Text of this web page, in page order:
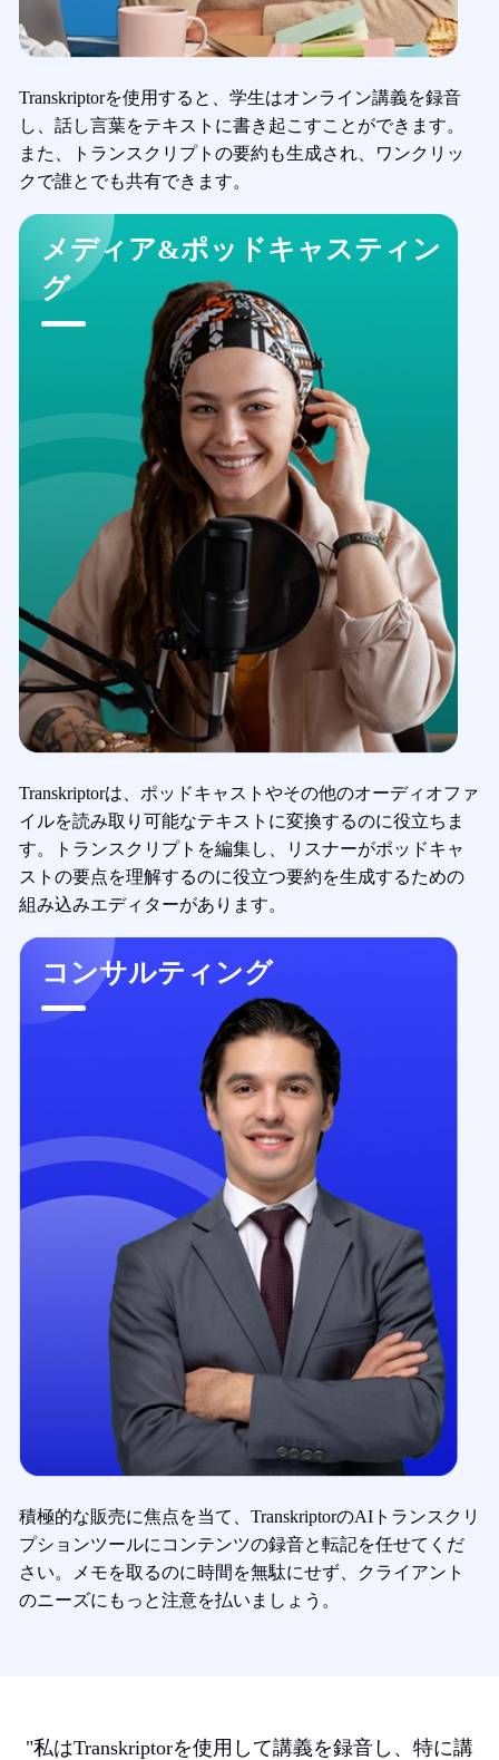
Transkriptorを使用すると、学生はオンライン講義を録音
し、話し言葉をテキストに書き起こすことができます。
また、トランスクリプトの要約も生成され、ワンクリッ
クで誰とでも共有できます。
メディア&ポッドキャスティン
グ
Transkriptorは、ポッドキャストやその他のオーディオファ
イルを読み取り可能なテキストに変換するのに役立ちま
す。トランスクリプトを編集し、リスナーがポッドキャ
ストの要点を理解するのに役立つ要約を生成するための
組み込みエディターがあります。
コンサルティング
積極的な販売に焦点を当て、TranskriptorのAIトランスクリ
プションツールにコンテンツの録音と転記を任せてくだ
さい。メモを取るのに時間を無駄にせず、クライアント
のニーズにもっと注意を払いましょう。
"私はTranskriptorを使用して講義を録音し、特に講